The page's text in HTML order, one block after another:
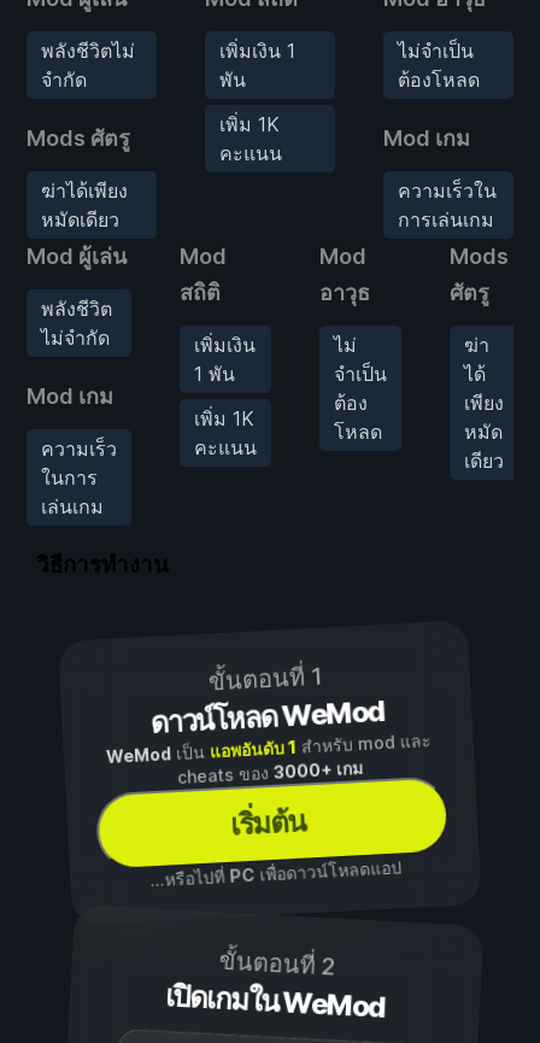
พลังชีวิตไม่
จำกัด
Mods ศัตรู
ฆ่าได้เพียง
หมัดเดียว
เพิ่มเงิน 1
พัน
เพิ่ม 1K
คะแนน
ไม่จำเป็น
ต้องโหลด
Mod เกม
ความเร็วใน
การเล่นเกม
Mod ผู้เล่น
พลังชีวิต
ไม่จำกัด
Mod เกม
ความเร็ว
ในการ
เล่นเกม
Mod
สถิติ
เพิ่มเงิน
1 พัน
เพิ่ม 1K
คะแนน
Mod
อาวุธ
ไม่
จำเป็น
ต้อง
โหลด
Mods
ศัตรู
ฆ่า
ได้
เพียง
หมัด
เดียว
วิธีการทำงาน
ขั้นตอนที่ 1
ดาวน์โหลด WeMod
WeModเป็น แอพอันดับ 1 สำหรับ mod และ
cheats ของ3000+ เกม
เริ่มต้น
...หรือไปที่ PCเพื่อดาวน์โหลดแอป
ขั้นตอนที่ 2
เปิดเกมใน WeMod